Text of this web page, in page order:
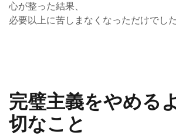
心が整った結果、
必要以上に苦しまなくなっただけでした
完璧主義をやめる
切なこと